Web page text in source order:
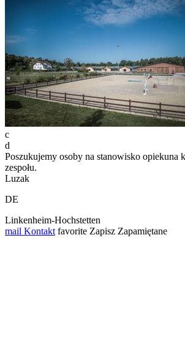
c
d
Poszukujemy osoby na stanowisko opiekuna
zespołu.
Luzak
DE
Linkenheim-Hochstetten
mail Kontakt favorite Zapisz Zapamiętane